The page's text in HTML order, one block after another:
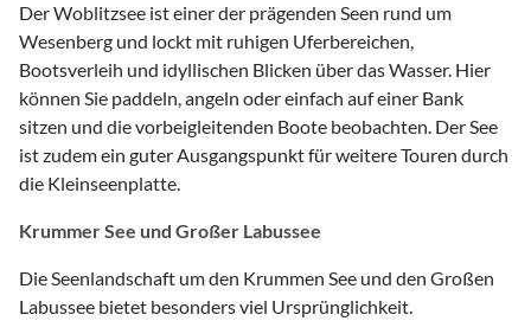
Der Woblitzsee ist einer der prägenden Seen rund um
Wesenberg und lockt mit ruhigen Uferbereichen,
Bootsverleih und idyllischen Blicken über das Wasser. Hier
können Sie paddeln, angeln oder einfach auf einer Bank
sitzen und die vorbeigleitenden Boote beobachten. Der See
ist zudem ein guter Ausgangspunkt für weitere Touren durch
die Kleinseenplatte.
Krummer See und Großer Labussee
Die Seenlandschaft um den Krummen See und den Großen
Labussee bietet besonders viel Ursprünglichkeit.